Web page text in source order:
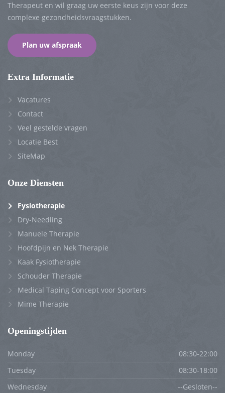
Therapeut en wil graag uw eerste keus zijn voor deze
complexe gezondheidsvraagstukken.
Plan uw afspraak
Extra Informatie
Vacatures
Contact
Veel gestelde vragen
Locatie Best
SiteMap
Onze Diensten
Fysiotherapie
Dry-Needling
Manuele Therapie
Hoofdpijn en Nek Therapie
Kaak Fysiotherapie
Schouder Therapie
Medical Taping Concept voor Sporters
Mime Therapie
Openingstijden
Monday
08:30-22:00
Tuesday
08:30-18:00
Wednesday
--Gesloten--